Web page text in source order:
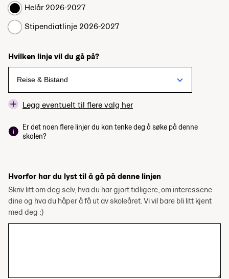
Helår 2026-2027
Stipendiatlinje 2026-2027
Hvilken linje vil du gå på?
Legg eventuelt til flere valg her
Er det noen flere linjer du kan tenke deg å søke på denne
skolen?
Hvorfor har du lyst til å gå på denne linjen
Skriv litt om deg selv, hva du har gjort tidligere, om interessene
dine og hva du håper å få ut av skoleåret. Vi vil bare bli litt kjent
med deg :)